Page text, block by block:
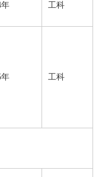
年 工科
年 工科